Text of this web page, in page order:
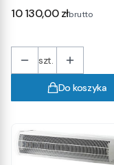
Cena
10 130,00 złbrutto
szt.
Do koszyka